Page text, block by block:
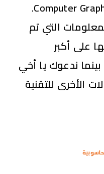
الرسومات الحاسوبية Computer Graphics.
التي تم
على أكبر
ندعوك يا أخي
الأخرى للتقنية